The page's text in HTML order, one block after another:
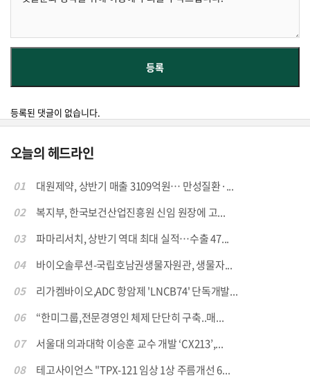
등록된 댓글이 없습니다.
오늘의 헤드라인
01
대원제약, 상반기 매출 3109억원… 만성질환·...
02
복지부, 한국보건산업진흥원 신임 원장에 고...
03
파마리서치, 상반기 역대 최대 실적…수출 47...
04
바이오솔루션-국립호남권생물자원관, 생물자...
05
리가켐바이오,ADC 항암제 'LNCB74' 단독개발...
06
“한미그룹,전문경영인 체제 단단히 구축..매...
07
서울대 의과대학 이승훈 교수 개발 ‘CX213’,...
08
테고사이언스 "TPX-121 임상 1상 주름개선 6...